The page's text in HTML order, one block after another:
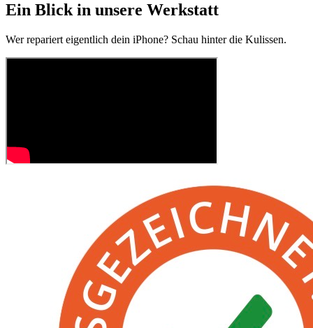
Ein Blick in unsere Werkstatt
Wer repariert eigentlich dein iPhone? Schau hinter die Kulissen.